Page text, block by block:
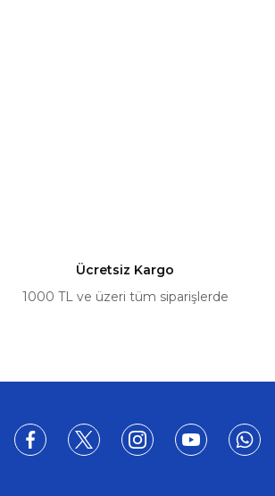
Ücretsiz Kargo
1000 TL ve üzeri tüm siparişlerde